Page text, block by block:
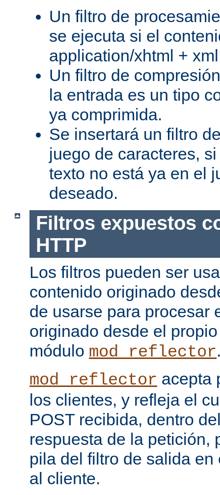
Un filtro de
se ejecuta si el
application/xhtml +
Un filtro de
la entrada es un tipo
ya comprimida.
Se insertará un filtro
juego de caracteres,
texto no está ya en el
deseado.
Filtros expuestos
HTTP
Los filtros pueden ser
contenido originado
de usarse para procesar
originado desde el
módulo mod_reflector
mod_reflector acepta
los clientes, y refleja el
POST recibida, dentro
respuesta de la petición,
pila del filtro de salida
al cliente.